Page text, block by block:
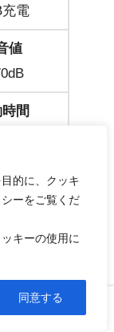
的に、クッキ
ーをご覧くだ
キーの使用に
同意する
充電
値
間